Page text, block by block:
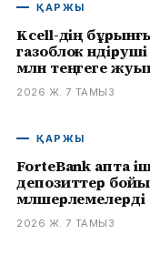
ҚАРЖЫ
Kcell-дің
газоблок
млн теңгеге
2026 Ж. 7 ТАМЫЗ
ҚАРЖЫ
ForteBank апта
депозиттер
мөлшерлемелерді
2026 Ж. 7 ТАМЫЗ